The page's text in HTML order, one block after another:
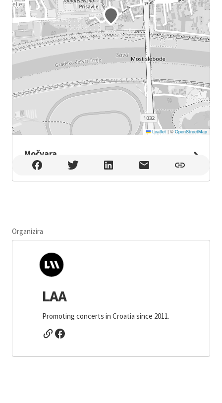
Leaflet |© OpenStreetMap
Močvara
Močvara , Zagreb
Organizira
LAA
Promoting concerts in Croatia since 2011.